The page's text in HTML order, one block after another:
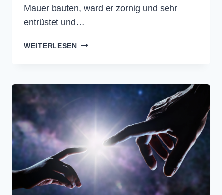
Mauer bauten, ward er zornig und sehr
entrüstet und…
WEITERLESEN NEHEMIA